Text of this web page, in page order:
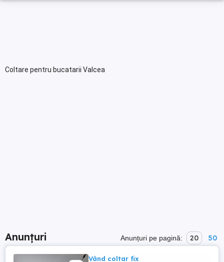
Coltare pentru bucatarii Valcea
Anunțuri Anunțuri pe pagină: 20 50
Vând coltar fix